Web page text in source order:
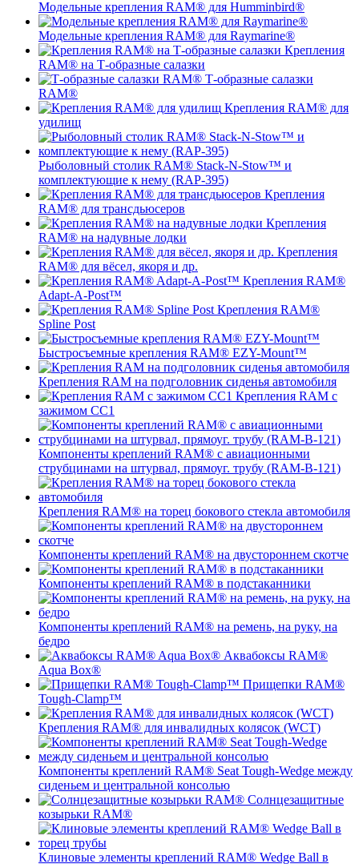
Модельные крепления RAM® для Humminbird®
Модельные крепления RAM® для Raymarine®
Крепления
RAM® на Т-образные салазки
Т-образные салазки
RAM®
Крепления RAM® для
удилищ
Рыболовный столик RAM® Stack-N-Stow™ и
комплектующие к нему (RAP-395)
Крепления
RAM® для трансдьюсеров
Крепления
RAM® на надувные лодки
Крепления
RAM® для вёсел, якоря и др.
Крепления RAM®
Adapt-A-Post™
Крепления RAM®
Spline Post
Быстросъемные крепления RAM® EZY-Mount™
Крепления RAM на подголовник сиденья автомобиля
Крепления RAM с
зажимом СС1
Компоненты креплений RAM® с авиационными
струбцинами на штурвал, прямоуг. трубу (RAM-B-121)
Крепления RAM® на торец бокового стекла автомобиля
Компоненты креплений RAM® на двустороннем скотче
Компоненты креплений RAM® в подстаканники
Компоненты креплений RAM® на ремень, на руку, на
бедро
Аквабоксы RAM®
Aqua Box®
Прищепки RAM®
Tough-Clamp™
Крепления RAM® для инвалидных колясок (WCT)
Компоненты креплений RAM® Seat Tough-Wedge между
сиденьем и центральной консолью
Солнцезащитные
козырьки RAM®
Клиновые элементы креплений RAM® Wedge Ball в